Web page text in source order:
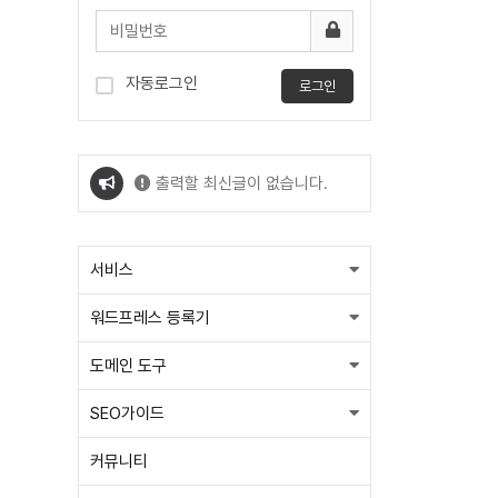
자동로그인 로그인
출력할 최신글이 없습니다.
서비스
워드프레스 등록기
도메인 도구
SEO가이드
커뮤니티